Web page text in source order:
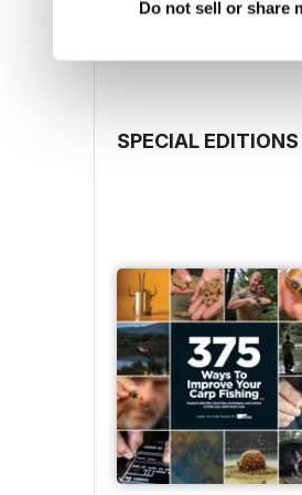
Do not sell or share
Vista| Al carrello
SPECIAL EDITIONS